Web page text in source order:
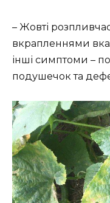
– Жовті
вкрапленнями
інші симптоми –
подушечок та